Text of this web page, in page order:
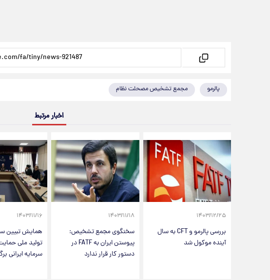
پالرمو مجمع تشخیص مصحلت نظام
اخبار مرتبط
۱۴۰۳/۱۲/۲۵
بررسی پالرمو و CFT به سال
آینده موکول شد
۱۴۰۳/۱۱/۱۸
سخنگوی مجمع تشخیص:
پیوستن ایران به FATF در
دستور کار قرار ندارد
۱۴۰۳/۱۱/۱۶
همایش تبیین
تولید ملی
سرمایه ایرانی